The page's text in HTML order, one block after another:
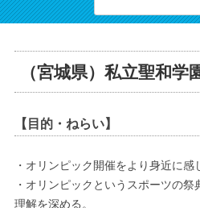
（宮城県）私立聖和学
【目的・ねらい】
・オリンピック開催をより身近に感
・オリンピックというスポーツの
理解を深める。